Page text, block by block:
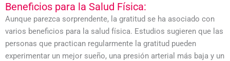
Beneficios para la Salud Física:
Aunque parezca sorprendente, la gratitud se ha asociado con
varios beneficios para la salud física. Estudios sugieren que las
personas que practican regularmente la gratitud pueden
experimentar un mejor sueño, una presión arterial más baja y un